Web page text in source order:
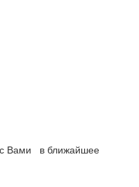
Вами в ближайшее